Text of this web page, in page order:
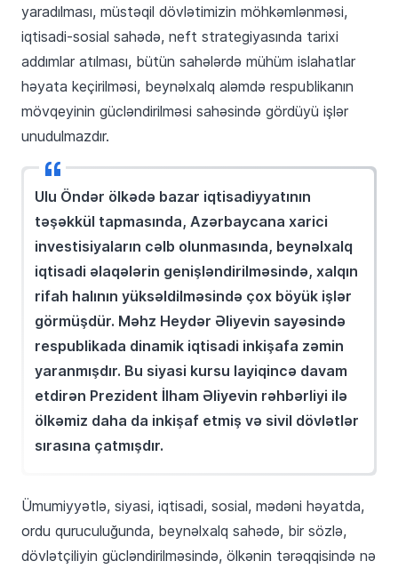
yaradılması, müstəqil dövlətimizin möhkəmlənməsi,
iqtisadi-sosial sahədə, neft strategiyasında tarixi
addımlar atılması, bütün sahələrdə mühüm islahatlar
həyata keçirilməsi, beynəlxalq aləmdə respublikanın
mövqeyinin gücləndirilməsi sahəsində gördüyü işlər
unudulmazdır.
Ulu Öndər ölkədə bazar iqtisadiyyatının
təşəkkül tapmasında, Azərbaycana xarici
investisiyaların cəlb olunmasında, beynəlxalq
iqtisadi əlaqələrin genişləndirilməsində, xalqın
rifah halının yüksəldilməsində çox böyük işlər
görmüşdür. Məhz Heydər Əliyevin sayəsində
respublikada dinamik iqtisadi inkişafa zəmin
yaranmışdır. Bu siyasi kursu layiqincə davam
etdirən Prezident İlham Əliyevin rəhbərliyi ilə
ölkəmiz daha da inkişaf etmiş və sivil dövlətlər
sırasına çatmışdır.
Ümumiyyətlə, siyasi, iqtisadi, sosial, mədəni həyatda,
ordu quruculuğunda, beynəlxalq sahədə, bir sözlə,
dövlətçiliyin gücləndirilməsində, ölkənin tərəqqisində nə